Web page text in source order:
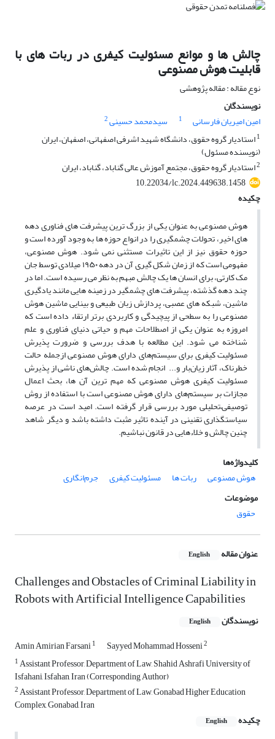
چالش ها و موانع مسئولیت کیفری در ربات های با
قابلیت هوش مصنوعی
نوع مقاله : مقاله پژوهشی
نویسندگان
امین امیریان فارسانی
1 سیدمحمد حسینی2
1استادیار گروه حقوق، دانشگاه شهید اشرفی اصفهانی، اصفهان، ایران
(نویسنده مسئول)
2استادیار گروه حقوق، مجتمع آموزش عالی گناباد، گناباد، ایران
10.22034/lc.2024.449638.1458
چکیده
هوش مصنوعی به عنوان یکی از بزرگ ترین پیشرفت های فناوری دهه
های اخیر، تحولات چشمگیری را در انواع حوزه ها به وجود آورده است و
حوزه حقوق نیز از این تاثیرات مستثنی نمی شود. هوش مصنوعی،
مفهومی است که از زمان شکل گیری آن در دهه ۱۹۵۰ میلادی توسط جان
مک کارتی، برای انسان ها یک چالش مبهم به نظر می رسیده است. اما در
چند دهه گذشته، پیشرفت های چشمگیر در زمینه هایی مانند یادگیری
ماشین، شبکه های عصبی، پردازش زبان طبیعی و بینایی ماشین هوش
مصنوعی را به سطحی از پیچیدگی و کاربردی برتر ارتقاء داده است که
امروزه به عنوان یکی از اصطلاحات مهم و حیاتی دنیای فناوری و علم
شناخته می شود. این مطالعه با هدف بررسی و ضرورت‌ پذیرش‌
مسئولیت‌ کیفری برای سیستم‌های دارای هوش‌ مصنوعی‌ ازجمله‌ حالت‌
خطرناک‌، آثار زیان‌بار و... انجام شده است. چالش‌های ناشی‌ از پذیرش‌
مسئولیت‌ کیفری هوش‌ مصنوعی‌ که‌ مهم ترین‌ آن ها، بحث‌ اعمال‌
مجازات‌ بر سیستم‌های دارای هوش‌ مصنوعی‌ است‌ با استفاده از روش
توصیفی–تحلیلی مورد بررسی قرار گرفته است. امید است‌ در عرصه‌
سیاستگذاری تقنینی در آینده‌ تاثیر مثبت‌ داشته‌ باشد و دیگر شاهد
چنین‌ چالش و خلاءهایی در قانون‌ نباشیم‌.
کلیدواژه‌ها
هوش‌ مصنوعی‌
ربات‌ ها مسئولیت‌ کیفری‌
جرم‌انگاری‌
موضوعات
حقوق
عنوان مقاله English
Challenges and Obstacles of Criminal Liability in
Robots with Artificial Intelligence Capabilities
نویسندگان English
Amin Amirian Farsani1 Sayyed Mohammad Hosseni2
1Assistant Professor, Department of Law, Shahid Ashrafi University of
Isfahani, Isfahan, Iran (Corresponding Author)
2Assistant Professor, Department of Law, Gonabad Higher Education
Complex, Gonabad, Iran
چکیده
English